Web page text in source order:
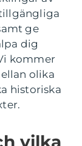
ge
dig
kommer
olika
historiska
vilka